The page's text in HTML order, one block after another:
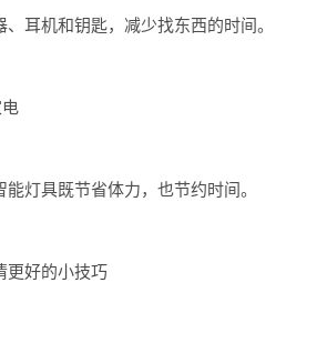
机和钥匙，减少找东西的时间。
具既节省体力，也节约时间。
好的小技巧